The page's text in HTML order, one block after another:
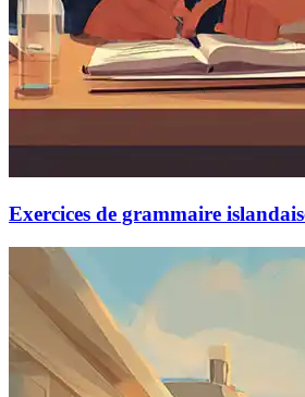
Exercices de grammaire